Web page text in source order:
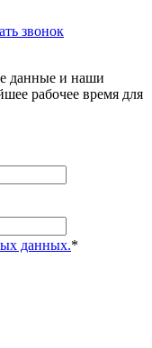
звонок
данные и наши
рабочее время для
данных.*